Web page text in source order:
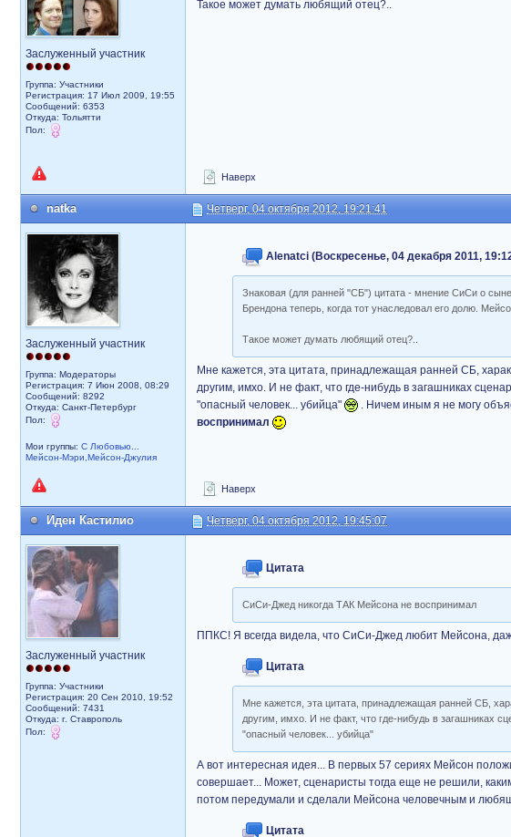
Заслуженный участник
Группа: Участники
Регистрация: 17 Июл 2009, 19:55
Сообщений: 6353
Откуда: Тольятти
Пол:
Такое может думать любящий отец?..
Наверх
natka Четверг, 04 октября 2012, 19:21:41
Заслуженный участник
Группа: Модераторы
Регистрация: 7 Июн 2008, 08:29
Сообщений: 8292
Откуда: Санкт-Петербург
Пол:
Мои группы: С Любовью...
Мейсон-Мэри,Мейсон-Джулия
Alenatci (Воскресенье, 04 декабря 2011,
Знаковая (для ранней "СБ") цитата - мнение СиСи о
Брендона теперь, когда тот унаследовал его долю.
Такое может думать любящий отец?..
Мне кажется, эта цитата, принадлежащая ранней СБ,
другим, имхо. И не факт, что где-нибудь в загашниках
"опасный человек... убийца"
. Ничем иным я не могу
воспринимал
Наверх
Иден Кастилио Четверг, 04 октября 2012, 19:45:07
Заслуженный участник
Группа: Участники
Регистрация: 20 Сен 2010, 19:52
Сообщений: 7431
Откуда: г. Ставрополь
Пол:
Цитата
СиСи-Джед никогда ТАК Мейсона не воспринимал
ППКС! Я всегда видела, что СиСи-Джед любит Мейсона,
Цитата
Мне кажется, эта цитата, принадлежащая ранней СБ,
другим, имхо. И не факт, что где-нибудь в загашниках
"опасный человек... убийца"
А вот интересная идея... В первых 57 сериях Мейсон
совершает... Может, сценаристы тогда еще не решили,
потом передумали и сделали Мейсона человечным и
Цитата